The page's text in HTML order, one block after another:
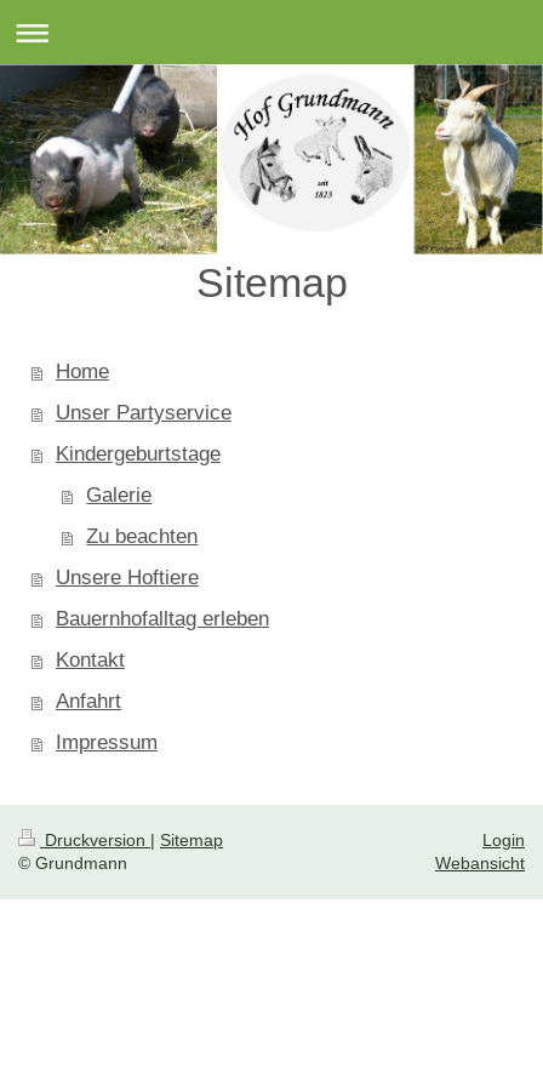
Sitemap
Home
Unser Partyservice
Kindergeburtstage
Galerie
Zu beachten
Unsere Hoftiere
Bauernhofalltag erleben
Kontakt
Anfahrt
Impressum
Druckversion | Sitemap
© Grundmann
Login
Webansicht